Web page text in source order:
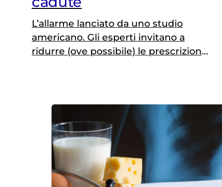
L’allarme lanciato da uno studio
americano. Gli esperti invitano a
ridurre (ove possibile) le prescrizioni